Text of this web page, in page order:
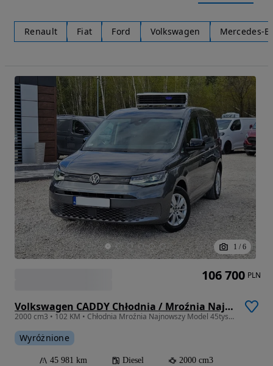
Renault Fiat Ford Volkswagen Mercedes-
1 / 6
Volkswagen CADDY Chłodnia / Mroźnia Najnowszy model 45tys km FULL LED SalonPL Fv23%
2000 cm3 • 102 KM • Chłodnia Mroźnia Najnowszy Model 45tys km SalonPL FV23% FULL LED
Wyróżnione
45 981 km Diesel
2000 cm3
106 700 PLN